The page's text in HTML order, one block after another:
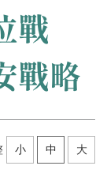
戰
戰略
小 中 大